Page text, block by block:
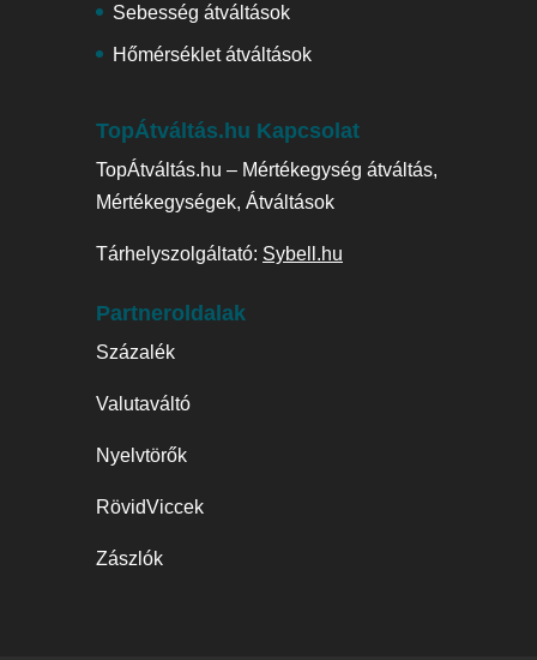
Sebesség átváltások
Hőmérséklet átváltások
TopÁtváltás.hu Kapcsolat
TopÁtváltás.hu – Mértékegység átváltás,
Mértékegységek, Átváltások
Tárhelyszolgáltató: Sybell.hu
Partneroldalak
Százalék
Valutaváltó
Nyelvtörők
RövidViccek
Zászlók